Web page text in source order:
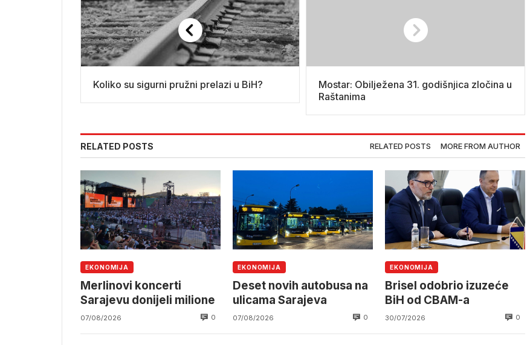
Koliko su sigurni pružni prelazi u BiH?
Mostar: Obilježena 31. godišnjica zločina u
Raštanima
RELATED POSTS RELATED POSTS MORE FROM AUTHOR
EKONOMIJA
Merlinovi koncerti
Sarajevu donijeli milione
07/08/2026 0
EKONOMIJA
Deset novih autobusa na
ulicama Sarajeva
07/08/2026 0
EKONOMIJA
Brisel odobrio izuzeće
BiH od CBAM-a
30/07/2026 0